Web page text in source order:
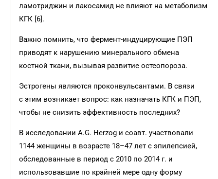
ламотриджин и лакосамид не влияют на метаболизм
КГК [6].
Важно помнить, что фермент-индуцирующие ПЭП
приводят к нарушению минерального обмена
костной ткани, вызывая развитие остеопороза.
Эстрогены являются проконвульсантами. В связи
с этим возникает вопрос: как назначать КГК и ПЭП,
чтобы не снизить эффективность последних?
В исследовании A.G. Herzog и соавт. участвовали
1144 женщины в возрасте 18–47 лет с эпилепсией,
обследованные в период с 2010 по 2014 г. и
использовавшие по крайней мере одну форму